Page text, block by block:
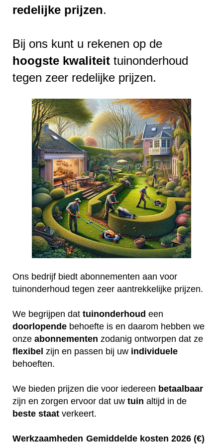
redelijke prijzen.
Bij ons kunt u rekenen op de
hoogste kwaliteit tuinonderhoud
tegen zeer redelijke prijzen.
Ons bedrijf biedt abonnementen aan voor
tuinonderhoud tegen zeer aantrekkelijke prijzen.
We begrijpen dat tuinonderhoud een
doorlopende behoefte is en daarom hebben we
onze abonnementen zodanig ontworpen dat ze
flexibel zijn en passen bij uw individuele
behoeften.
We bieden prijzen die voor iedereen betaalbaar
zijn en zorgen ervoor dat uw tuin altijd in de
beste staat verkeert.
Werkzaamheden Gemiddelde kosten 2026 (€)